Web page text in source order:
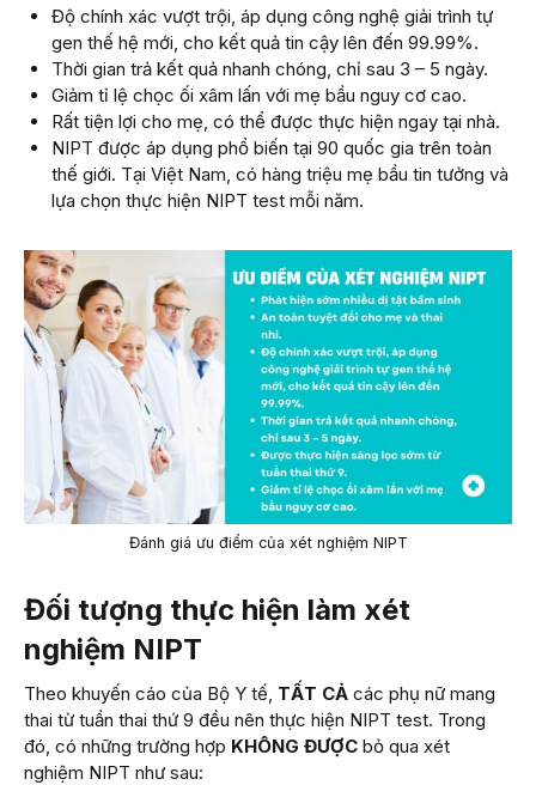
Độ chính xác vượt trội, áp dụng công nghệ giải trình tự
gen thế hệ mới, cho kết quả tin cậy lên đến 99.99%.
Thời gian trả kết quả nhanh chóng, chỉ sau 3 – 5 ngày.
Giảm tỉ lệ chọc ối xâm lấn với mẹ bầu nguy cơ cao.
Rất tiện lợi cho mẹ, có thể được thực hiện ngay tại nhà.
NIPT được áp dụng phổ biến tại 90 quốc gia trên toàn
thế giới. Tại Việt Nam, có hàng triệu mẹ bầu tin tưởng và
lựa chọn thực hiện NIPT test mỗi năm.
Đánh giá ưu điểm của xét nghiệm NIPT
Đối tượng thực hiện làm xét
nghiệm NIPT
Theo khuyến cáo của Bộ Y tế, TẤT CẢ các phụ nữ mang
thai từ tuần thai thứ 9 đều nên thực hiện NIPT test. Trong
đó, có những trường hợp KHÔNG ĐƯỢC bỏ qua xét
nghiệm NIPT như sau: